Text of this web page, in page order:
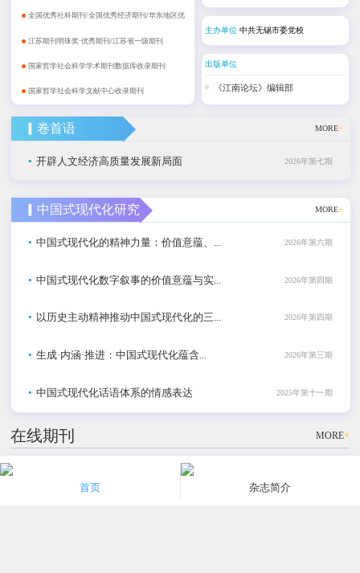
展期刊
• 全国优秀社科期刊/全国优秀经济期刊/华东地区优
秀期刊
• 江苏期刊明珠奖·优秀期刊/江苏省一级期刊
• 国家哲学社会科学学术期刊数据库收录期刊
• 国家哲学社会科学文献中心收录期刊
主办单位 中共无锡市委党校
出版单位
《江南论坛》编辑部
▎卷首语 MORE+
• 开辟人文经济高质量发展新局面 2026年第七期
▎中国式现代化研究 MORE+
• 中国式现代化的精神力量：价值意蕴、... 2026年第六期
• 中国式现代化数字叙事的价值意蕴与实... 2026年第四期
• 以历史主动精神推动中国式现代化的三... 2026年第四期
• 生成·内涵·推进：中国式现代化蕴含... 2026年第三期
• 中国式现代化话语体系的情感表达 2025年第十一期
在线期刊 MORE+
首页 杂志简介